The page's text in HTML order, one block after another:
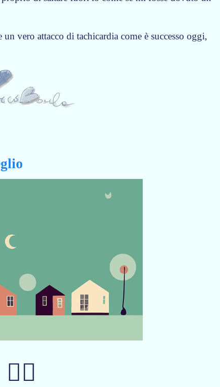
vero attacco di tachicardia come è successo oggi,
🏳️‍🌈